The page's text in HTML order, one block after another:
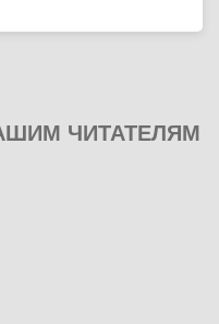
ЧИТАТЕЛЯМ